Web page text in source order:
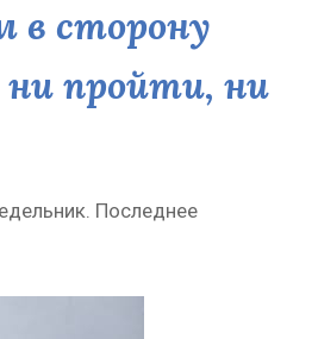
в сторону
пройти, ни
Последнее